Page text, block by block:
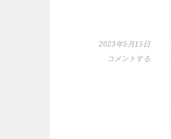
2023年5月15日
コメントする